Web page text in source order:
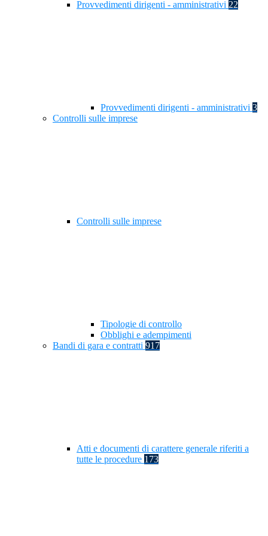
Provvedimenti dirigenti - amministrativi 22
Provvedimenti dirigenti - amministrativi 3
Controlli sulle imprese
Controlli sulle imprese
Tipologie di controllo
Obblighi e adempimenti
Bandi di gara e contratti 917
Atti e documenti di carattere generale riferiti a
tutte le procedure 173